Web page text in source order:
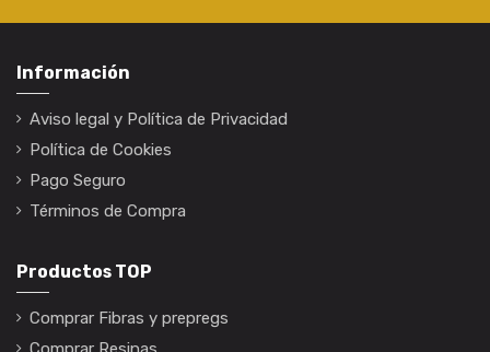
Información
Aviso legal y Política de Privacidad
Política de Cookies
Pago Seguro
Términos de Compra
Productos TOP
Comprar Fibras y prepregs